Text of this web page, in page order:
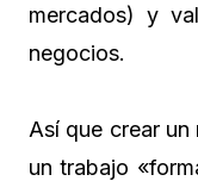
mercados) y
negocios.
Así que crear
un trabajo